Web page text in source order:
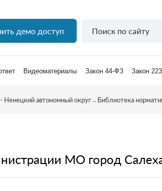
демо доступ
Видеоматериалы Закон 44-ФЗ Закон
Ненецкий автономный округ→Библиотека
МО город